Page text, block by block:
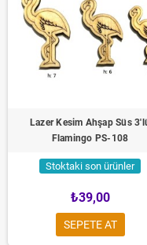
Lazer Kesim Ahşap Süs
Flamingo PS-108
Stoktaki son ürünler
₺39,00
SEPETE AT